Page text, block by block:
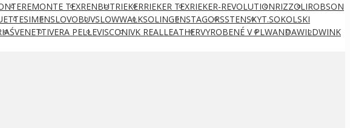
REMONTE TEXRENBUTRIEKERRIEKER TEXRIEKER-REVOLUTIONRIZZOLIROBSON
SIMENSLOVOBUVSLOWWALKSOLINGENSTAGORSSTENSKYT.SOKOLSKI
VENETTIVERA PELLEVISCONIVK REALLEATHERVYROBENÉ V PLWANDAWILDWINK